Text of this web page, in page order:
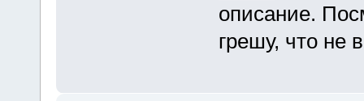
описание.
грешу, что не